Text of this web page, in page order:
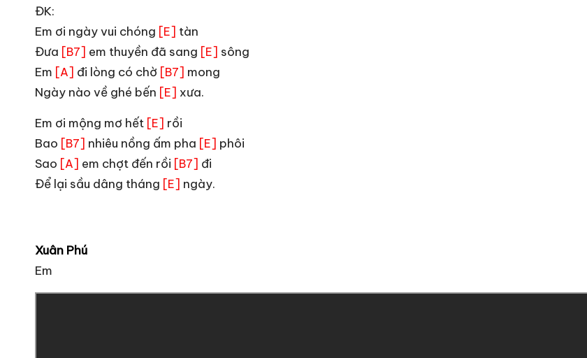
ĐK:
Em ơi ngày vui chóng [E] tàn
Đưa [B7] em thuyền đã sang [E] sông
Em [A] đi lòng có chờ [B7] mong
Ngày nào về ghé bến [E] xưa.
Em ơi mộng mơ hết [E] rồi
Bao [B7] nhiêu nồng ấm pha [E] phôi
Sao [A] em chợt đến rồi [B7] đi
Để lại sầu dâng tháng [E] ngày.
Xuân Phú
Em